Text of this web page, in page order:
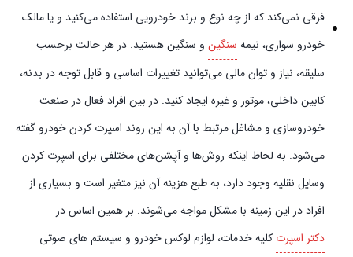
فرقی نمی‌کند که از چه نوع و برند خودرویی استفاده می‌کنید و یا مالک
خودرو سواری، نیمه سنگین و سنگین هستید. در هر حالت برحسب
سلیقه، نیاز و توان مالی می‌توانید تغییرات اساسی و قابل توجه در بدنه،
کابین داخلی، موتور و غیره ایجاد کنید. در بین افراد فعال در صنعت
خودروسازی و مشاغل مرتبط با آن به این روند اسپرت کردن خودرو گفته
می‌شود. به لحاظ اینکه روش‌ها و آپشن‌های مختلفی برای اسپرت کردن
وسایل نقلیه وجود دارد، به طبع هزینه آن نیز متغیر است و بسیاری از
افراد در این زمینه با مشکل مواجه می‌شوند. بر همین اساس در
دکتر اسپرت کلیه خدمات، لوازم لوکس خودرو و سیستم‌ های صوتی